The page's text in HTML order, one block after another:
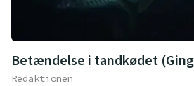
Betændelse i tandkødet
Redaktionen